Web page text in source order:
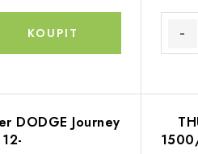
DODGE Journey